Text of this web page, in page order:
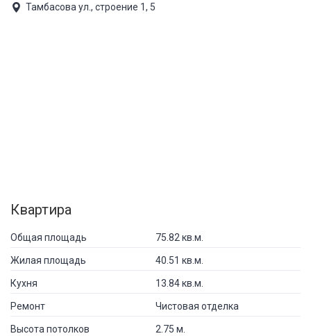
Тамбасова ул., строение 1, 5
Квартира
Общая площадь 75.82 кв.м.
Жилая площадь 40.51 кв.м.
Кухня 13.84 кв.м.
Ремонт Чистовая отделка
Высота потолков 2.75 м.